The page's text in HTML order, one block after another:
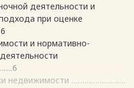
деятельности и
при оценке
и нормативно-
недвижимости …………………….